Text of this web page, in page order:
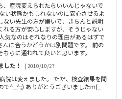
、産院変えられたらいいんじゃないで
い状態かもしれないのに安心させるよ
ない先生の方が嫌いで、きちんと説明
れる方が安心しますが、そうじゃない
気なのはそれなりの理由があるはずで
んに合うかどうかは別問題です。 前の
らに通われて良いと思います。
した！
| 2010/10/27
院は変えました。 ただ、検査結果を聞
^_^;) ありがとうございましたm(_